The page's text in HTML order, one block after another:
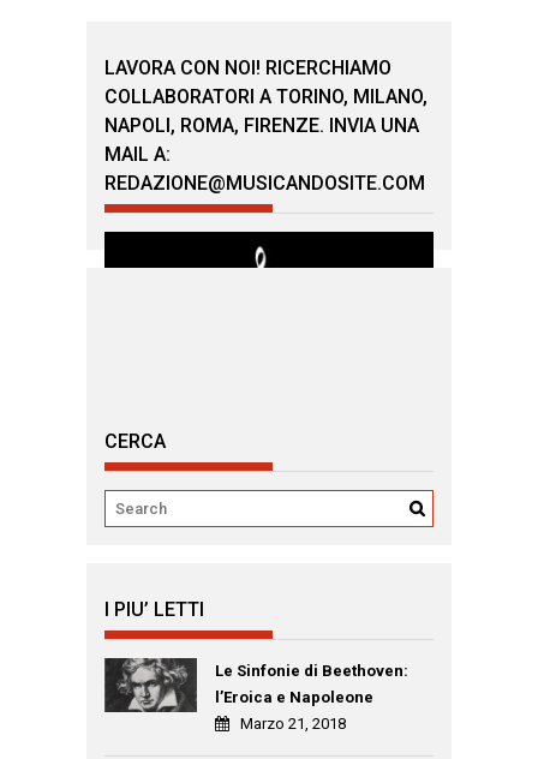
LAVORA CON NOI! RICERCHIAMO
COLLABORATORI A TORINO, MILANO,
NAPOLI, ROMA, FIRENZE. INVIA UNA
MAIL A:
REDAZIONE@MUSICANDOSITE.COM
CERCA
I PIU’ LETTI
Le Sinfonie di Beethoven:
l’Eroica e Napoleone
Marzo 21, 2018